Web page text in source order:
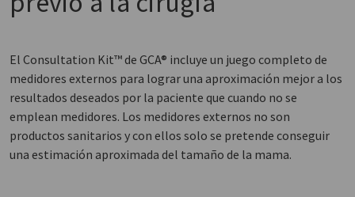
El Consultation Kit™ de GCA® incluye un juego completo de
medidores externos para lograr una aproximación mejor a los
resultados deseados por la paciente que cuando no se
emplean medidores. Los medidores externos no son
productos sanitarios y con ellos solo se pretende conseguir
una estimación aproximada del tamaño de la mama.